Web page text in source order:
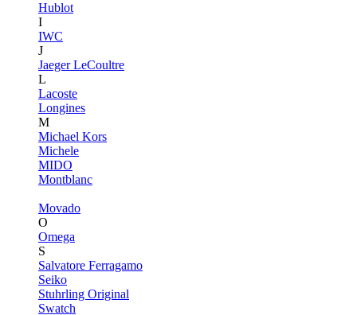
Hublot
I
IWC
J
Jaeger LeCoultre
L
Lacoste
Longines
M
Michael Kors
Michele
MIDO
Montblanc
Movado
O
Omega
S
Salvatore Ferragamo
Seiko
Stuhrling Original
Swatch